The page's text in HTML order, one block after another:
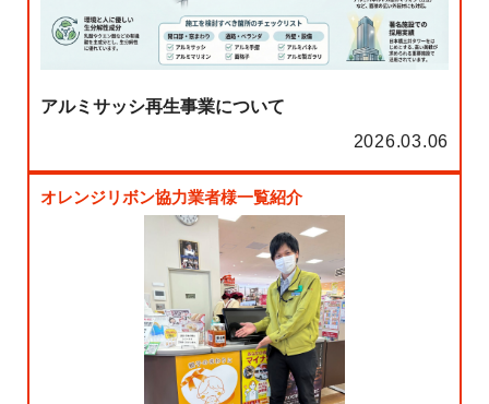
アルミサッシ再生事業について
2026.03.06
オレンジリボン協力業者様一覧紹介